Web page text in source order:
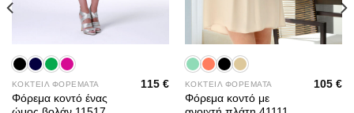
ΚΟΚΤΕΙΛ ΦΟΡΕΜΑΤΑ
Φόρεμα κοντό ένας
115€ ΚΟΚΤΕΙΛ ΦΟΡΕΜΑΤΑ
Φόρεμα κοντό με
105€